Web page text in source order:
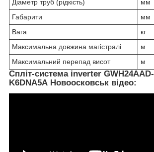
Діаметр труб (рідкість)
мм
Габарити
мм
Вага
кг
Максимальна довжина магістралі
м
Максимальний перепад висот
м
Спліт-система inverter GWH24AAD-
K6DNA5A Новоосковськ відео: